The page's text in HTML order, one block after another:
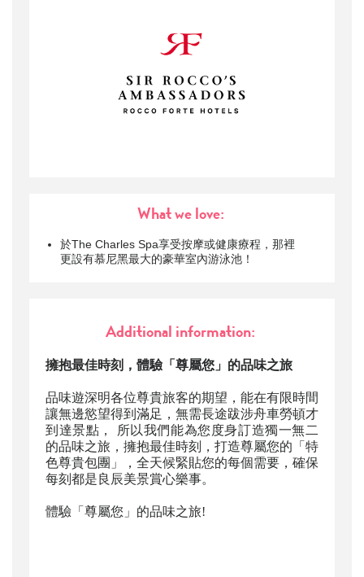
What we love:
於The Charles Spa享受按摩或健康療程，那裡
更設有慕尼黑最大的豪華室內游泳池！
Additional information:
擁抱最佳時刻，體驗「尊屬您」的品味之旅
品味遊深明各位尊貴旅客的期望，能在有限時間
讓無邊慾望得到滿足，無需長途跋涉舟車勞頓才
到達景點， 所以我們能為您度身訂造獨一無二
的品味之旅，擁抱最佳時刻，打造尊屬您的「特
色尊貴包團」，全天候緊貼您的每個需要，確保
每刻都是良辰美景賞心樂事。
體驗「尊屬您」的品味之旅!